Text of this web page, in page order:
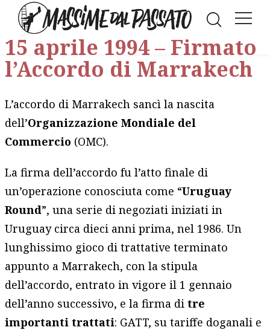
FacebookLinkedIn
15 aprile 1994 – Firmato
l’Accordo di Marrakech
L’accordo di Marrakech sancì la nascita
dell’Organizzazione Mondiale del
Commercio (OMC).
La firma dell’accordo fu l’atto finale di
un’operazione conosciuta come “Uruguay
Round”, una serie di negoziati iniziati in
Uruguay circa dieci anni prima, nel 1986. Un
lunghissimo gioco di trattative terminato
appunto a Marrakech, con la stipula
dell’accordo, entrato in vigore il 1 gennaio
dell’anno successivo, e la firma ditre
importanti trattati: GATT, su tariffe doganali e